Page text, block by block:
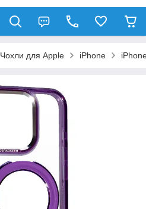
Чохли для Apple iPhone